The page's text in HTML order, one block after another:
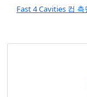
Fast 4 Cavities 컵